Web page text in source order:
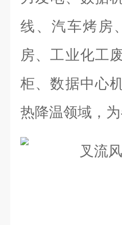
线、汽车烤房
房、工业化工
柜、数据中心
热降温领域，